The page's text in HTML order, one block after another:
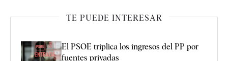
TE PUEDE INTERESAR
El PSOE triplica los ingresos del PP por
fuentes privadas